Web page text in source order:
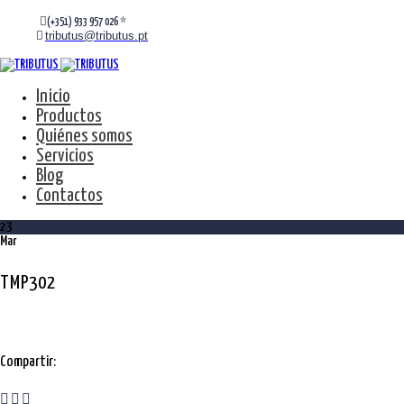
(+351) 933 957 026 *
tributus@tributus.pt
Inicio
Productos
Quiénes somos
Servicios
Blog
Contactos
23
Mar
TMP302
Compartir: